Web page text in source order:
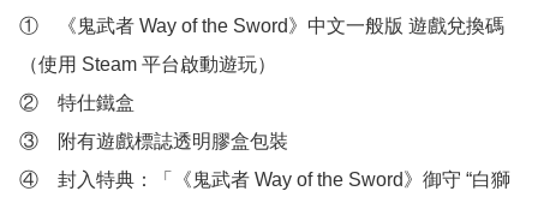
①　《鬼武者 Way of the Sword》中文一般版 遊戲兌換碼
（使用 Steam 平台啟動遊玩）
②　特仕鐵盒
③　附有遊戲標誌透明膠盒包裝
④　封入特典：「《鬼武者 Way of the Sword》御守 “白獅